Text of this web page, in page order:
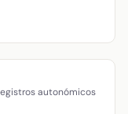
autonómicos